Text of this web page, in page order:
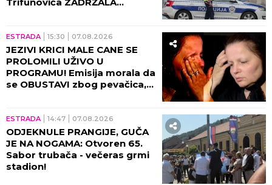
čega!
ESTRADA 15:30 07.08.2026
JEZIVI KRICI MALE CANE SE
PROLOMILI UŽIVO U
PROGRAMU! Emisija morala da
se OBUSTAVI zbog pevačica,
ESTRADA 14:47 07.08.2026
ODJEKNULE PRANGIJE, GUČA
JE NA NOGAMA: Otvoren 65.
Sabor trubača - večeras grmi
stadion!